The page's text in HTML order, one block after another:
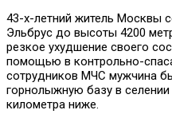
43-х-летний житель Москвы
Эльбрус до высоты 4200
резкое ухудшение своего
помощью в контрольно-
сотрудников МЧС мужчина
горнолыжную базу в
километра ниже.